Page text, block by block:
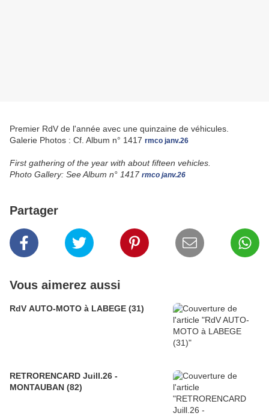
Premier RdV de l'année avec une quinzaine de véhicules.
Galerie Photos : Cf. Album n° 1417 rmco janv.26
First gathering of the year with about fifteen vehicles.
Photo Gallery: See Album n° 1417 rmco janv.26
Partager
Vous aimerez aussi
RdV AUTO-MOTO à LABEGE (31)
RETRORENCARD Juill.26 -
MONTAUBAN (82)